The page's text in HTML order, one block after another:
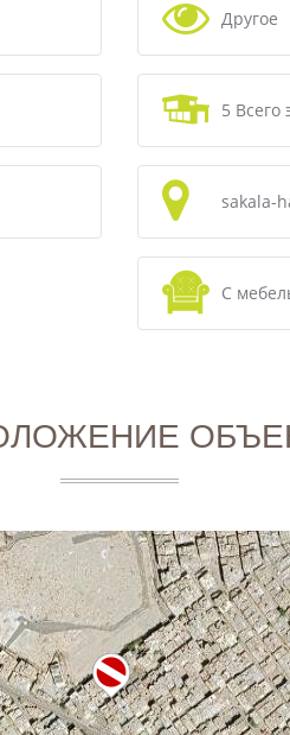
Другое
5 Всего
sakala-
С